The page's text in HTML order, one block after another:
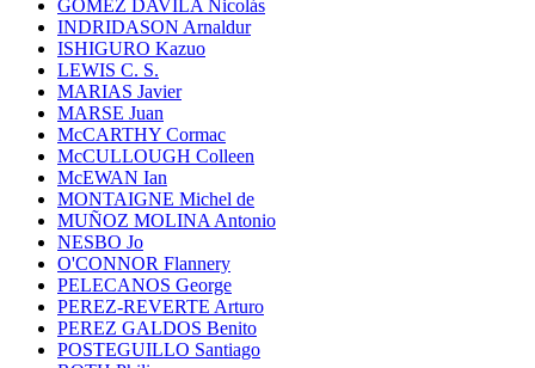
GOMEZ DAVILA Nicolás
INDRIDASON Arnaldur
ISHIGURO Kazuo
LEWIS C. S.
MARIAS Javier
MARSE Juan
McCARTHY Cormac
McCULLOUGH Colleen
McEWAN Ian
MONTAIGNE Michel de
MUÑOZ MOLINA Antonio
NESBO Jo
O'CONNOR Flannery
PELECANOS George
PEREZ-REVERTE Arturo
PEREZ GALDOS Benito
POSTEGUILLO Santiago